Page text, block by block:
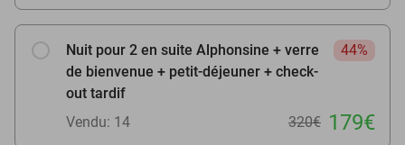
Nuit pour 2 en suite Alphonsine + verre
de bienvenue + petit-déjeuner + check-
out tardif
44%
Vendu: 14 320€ 179€